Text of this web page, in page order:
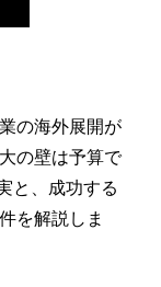
の海外展開が
の壁は予算で
と、成功する
を解説しま